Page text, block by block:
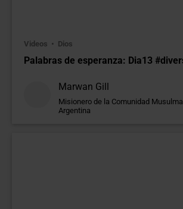
Videos Dios
Palabras de esperanza: Dia13
Marwan Gill
Misionero de la Comunidad
Argentina